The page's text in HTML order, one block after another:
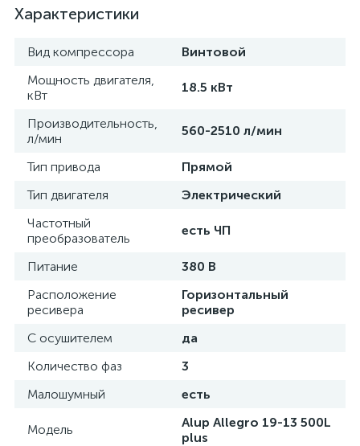
Характеристики
Вид компрессора
Винтовой
Мощность двигателя,
кВт
18.5 кВт
Производительность,
л/мин
560-2510 л/мин
Тип привода
Прямой
Тип двигателя
Электрический
Частотный
преобразователь
есть ЧП
Питание
380 В
Расположение
ресивера
Горизонтальный
ресивер
С осушителем
да
Количество фаз
3
Малошумный
есть
Модель
Alup Allegro 19-13 500L
plus